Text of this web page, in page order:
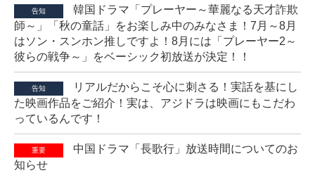
告知
韓国ドラマ「プレーヤー～華麗なる天才詐欺
師～」「秋の童話」をお楽しみ中のみなさま！7月～8月
はソン・スンホン推しですよ！8月には「プレーヤー2～
彼らの戦争～」をベーシック初放送が決定！！
告知
リアルだからこそ心に刺さる！実話を基にし
た映画作品をご紹介！実は、アジドラは映画にもこだわ
っているんです！
重要
中国ドラマ「長歌行」放送時間についてのお
知らせ